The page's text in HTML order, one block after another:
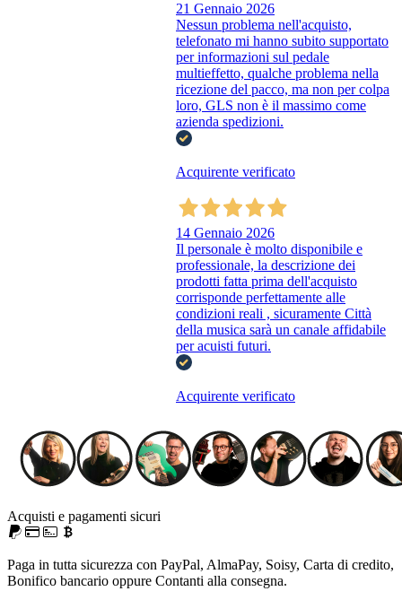
21 Gennaio 2026
Nessun problema nell'acquisto,
telefonato mi hanno subito supportato
per informazioni sul pedale
multieffetto, qualche problema nella
ricezione del pacco, ma non per colpa
loro, GLS non è il massimo come
azienda spedizioni.
Acquirente verificato
14 Gennaio 2026
Il personale è molto disponibile e
professionale, la descrizione dei
prodotti fatta prima dell'acquisto
corrisponde perfettamente alle
condizioni reali , sicuramente Città
della musica sarà un canale affidabile
per acuisti futuri.
Acquirente verificato
Acquisti e pagamenti sicuri
Paga in tutta sicurezza con PayPal, AlmaPay, Soisy, Carta di credito,
Bonifico bancario oppure Contanti alla consegna.